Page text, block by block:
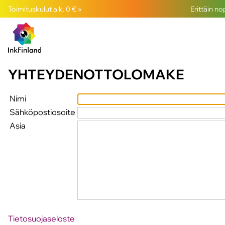
Toimituskulut alk. 0 € » Erittäin
YHTEYDENOTTOLOMAKE
Nimi
Sähköpostiosoite
Asia
Tietosuojaseloste